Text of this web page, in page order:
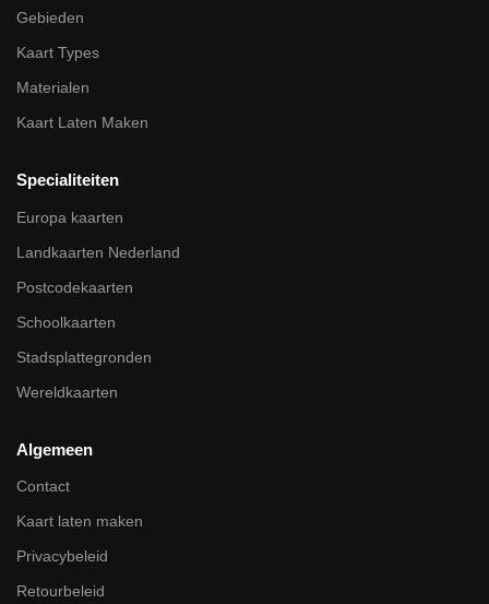
Gebieden
Kaart Types
Materialen
Kaart Laten Maken
Specialiteiten
Europa kaarten
Landkaarten Nederland
Postcodekaarten
Schoolkaarten
Stadsplattegronden
Wereldkaarten
Algemeen
Contact
Kaart laten maken
Privacybeleid
Retourbeleid